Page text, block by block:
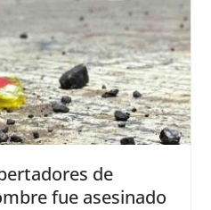
de
fue asesinado